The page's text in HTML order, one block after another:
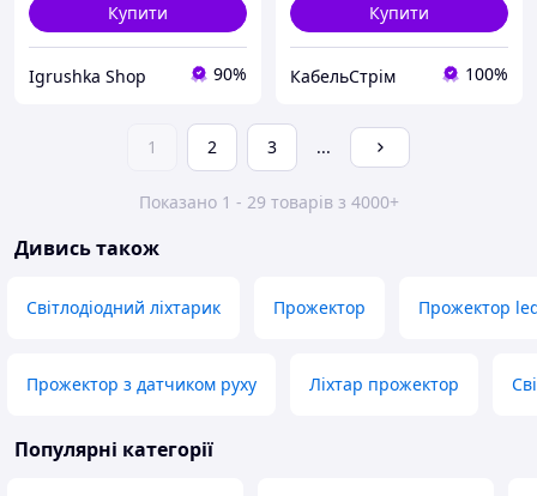
Купити
Igrushka Shop 90%
Купити
КабельСтрім 100%
1 2 3 ...
Показано 1 - 29 товарів з 4000+
Дивись також
Світлодіодний ліхтарик Прожектор Прожектор
Прожектор з датчиком руху Ліхтар прожектор
Популярні категорії